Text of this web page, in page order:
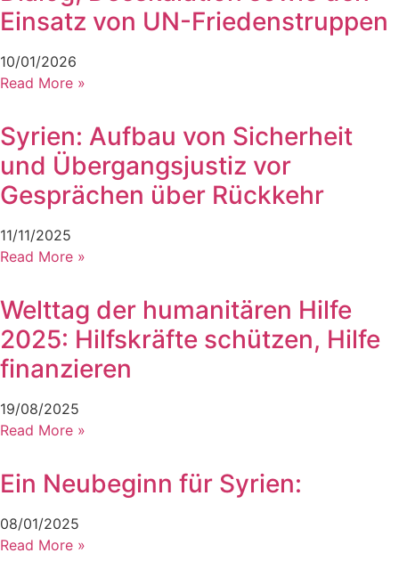
Einsatz von UN-Friedenstruppen
10/01/2026
Read More »
Syrien: Aufbau von Sicherheit
und Übergangsjustiz vor
Gesprächen über Rückkehr
11/11/2025
Read More »
Welttag der humanitären Hilfe
2025: Hilfskräfte schützen, Hilfe
finanzieren
19/08/2025
Read More »
Ein Neubeginn für Syrien:
08/01/2025
Read More »